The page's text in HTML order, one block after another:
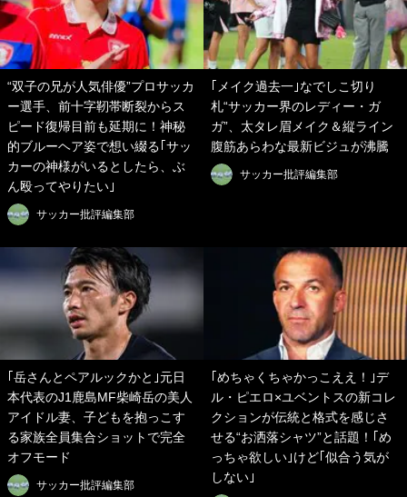
“双子の兄が人気俳優”プロサッカ
ー選手、前十字靭帯断裂からス
ピード復帰目前も延期に！神秘
的ブルーヘア姿で想い綴る｢サッ
カーの神様がいるとしたら、ぶ
ん殴ってやりたい｣
サッカー批評編集部
｢メイク過去一｣なでしこ切り
札“サッカー界のレディー・ガ
ガ”、太タレ眉メイク＆縦ライン
腹筋あらわな最新ビジュが沸騰
サッカー批評編集部
｢岳さんとペアルックかと｣元日
本代表のJ1鹿島MF柴崎岳の美人
アイドル妻、子どもを抱っこす
る家族全員集合ショットで完全
オフモード
サッカー批評編集部
｢めちゃくちゃかっこええ！｣デ
ル・ピエロ×ユベントスの新コレ
クションが伝統と格式を感じさ
せる“お洒落シャツ”と話題！｢め
っちゃ欲しい｣けど｢似合う気が
しない｣